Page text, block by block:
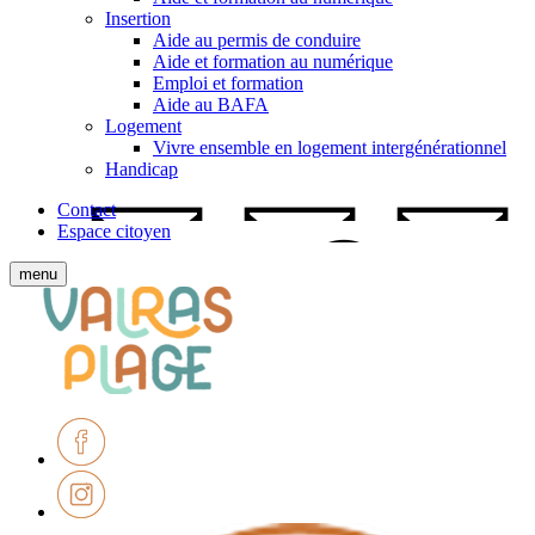
Insertion
Aide au permis de conduire
Aide et formation au numérique
Emploi et formation
Aide au BAFA
Logement
Vivre ensemble en logement intergénérationnel
Handicap
Contact
Espace citoyen
Afficher
le
menu
mobile
menu